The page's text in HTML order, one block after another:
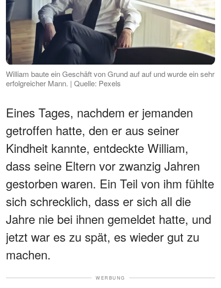
William baute ein Geschäft von Grund auf auf und wurde ein sehr
erfolgreicher Mann. | Quelle: Pexels
Eines Tages, nachdem er jemanden
getroffen hatte, den er aus seiner
Kindheit kannte, entdeckte William,
dass seine Eltern vor zwanzig Jahren
gestorben waren. Ein Teil von ihm fühlte
sich schrecklich, dass er sich all die
Jahre nie bei ihnen gemeldet hatte, und
jetzt war es zu spät, es wieder gut zu
machen.
WERBUNG